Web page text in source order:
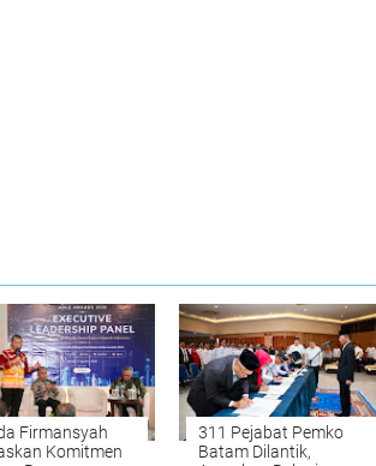
Firmansyah
Komitmen
311 Pejabat Pemko
Batam Dilantik,